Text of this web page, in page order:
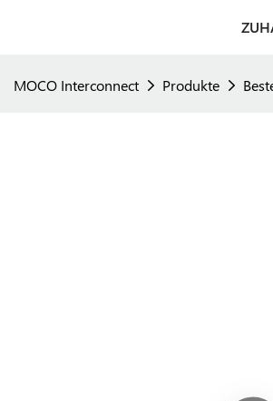
MOCO Interconnect Produkte